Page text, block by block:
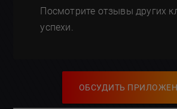
Посмотрите отзывы других
успехи.
ОБСУДИТЬ